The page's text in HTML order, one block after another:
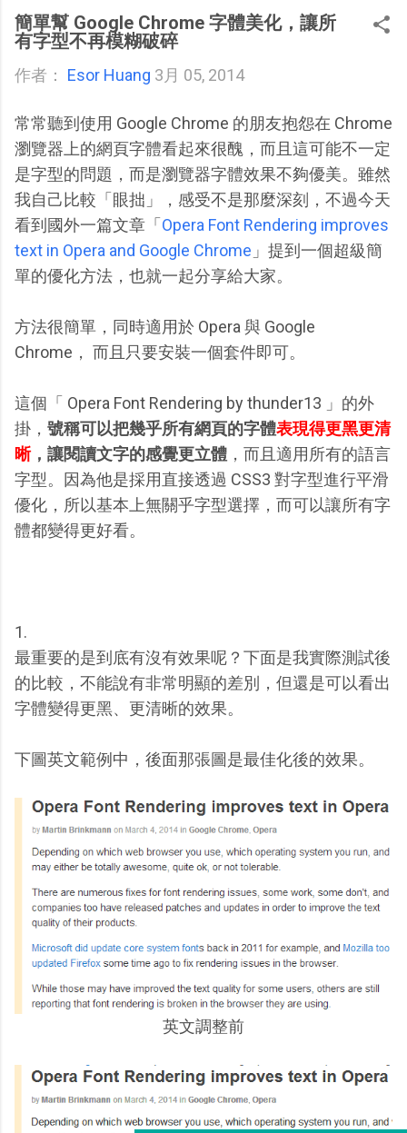
簡單幫 Google Chrome 字體美化，讓所
有字型不再模糊破碎
作者： Esor Huang 3月 05, 2014
常常聽到使用 Google Chrome 的朋友抱怨在 Chrome
瀏覽器上的網頁字體看起來很醜，而且這可能不一定
是字型的問題，而是瀏覽器字體效果不夠優美。雖然
我自己比較「眼拙」，感受不是那麼深刻，不過今天
看到國外一篇文章「 Opera Font Rendering improves
text in Opera and Google Chrome 」提到一個超級簡
單的優化方法，也就一起分享給大家。
方法很簡單，同時適用於 Opera 與 Google
Chrome， 而且只要安裝一個套件即可。
這個「 Opera Font Rendering by thunder13 」的外
掛， 號稱可以把幾乎所有網頁的字體表現得更黑更清
晰，讓閱讀文字的感覺更立體 ，而且適用所有的語言
字型。因為他是採用直接透過 CSS3 對字型進行平滑
優化，所以基本上無關乎字型選擇，而可以讓所有字
體都變得更好看。
1.
最重要的是到底有沒有效果呢？下面是我實際測試後
的比較，不能說有非常明顯的差別，但還是可以看出
字體變得更黑、更清晰的效果。
下圖英文範例中，後面那張圖是最佳化後的效果。
英文調整前